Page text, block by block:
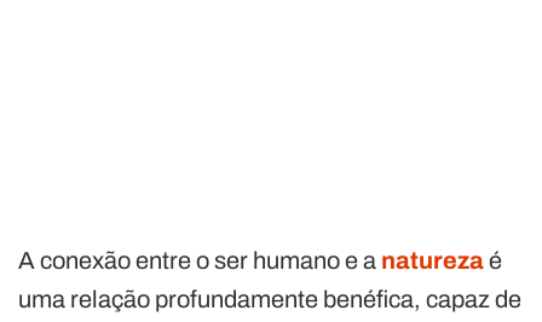
A conexão entre o ser humano e a naturezaé
uma relação profundamente benéfica, capaz de